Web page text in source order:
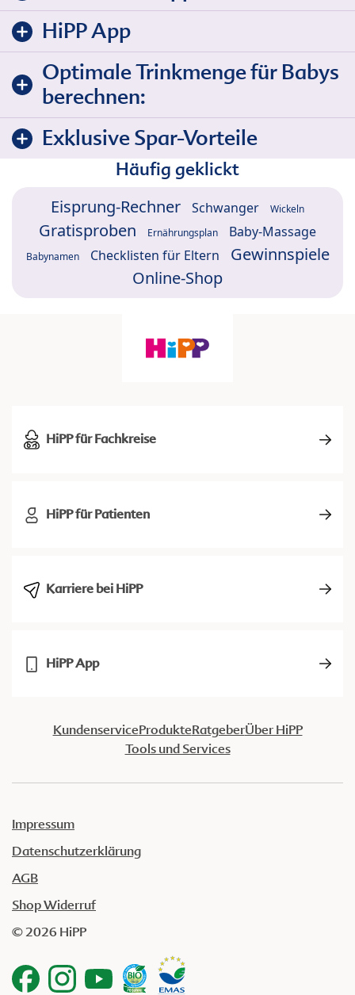
HiPP App
Optimale Trinkmenge für Babys
berechnen:
Exklusive Spar-Vorteile
Häufig geklickt
Eisprung-Rechner Schwanger Wickeln
Gratisproben Ernährungsplan Baby-Massage
Babynamen Checklisten für Eltern
Gewinnspiele
Online-Shop
HiPP für Fachkreise
HiPP für Patienten
Karriere bei HiPP
HiPP App
KundenserviceProdukteRatgeberÜber HiPP
Tools und Services
Impressum
Datenschutzerklärung
AGB
Shop Widerruf
© 2026 HiPP